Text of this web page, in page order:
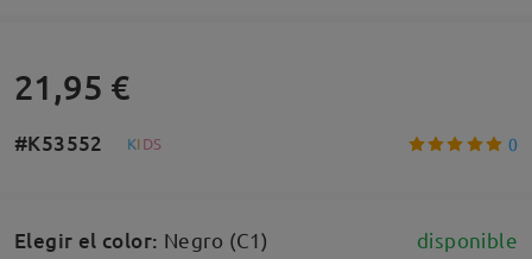
21,95 €
#K53552 KIDS 0
Elegir el color: Negro (C1) disponible